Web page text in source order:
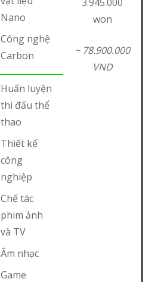
Nano
Công nghệ
Carbon
won
~ 78.900.000
VND
Huấn luyện
thi đấu thể
thao
Thiết kế
công
nghiệp
Chế tác
phim ảnh
và TV
Âm nhạc
Game